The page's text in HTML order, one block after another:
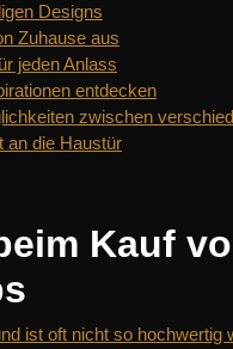
Designs
Zuhause aus
jeden Anlass
entdecken
zwischen
an die Haustür
Kauf
ist oft nicht so hochwertig